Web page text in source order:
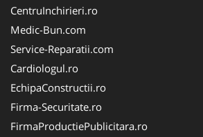
CentruInchirieri.ro
Medic-Bun.com
Service-Reparatii.com
Cardiologul.ro
EchipaConstructii.ro
Firma-Securitate.ro
FirmaProductiePublicitara.ro